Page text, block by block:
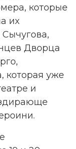
которые
их
Дворца
которая уже
и